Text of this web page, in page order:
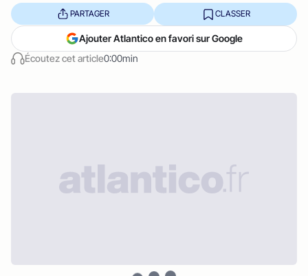
Écoutez cet article0:00min
PARTAGER CLASSER
Ajouter Atlantico en favori sur Google